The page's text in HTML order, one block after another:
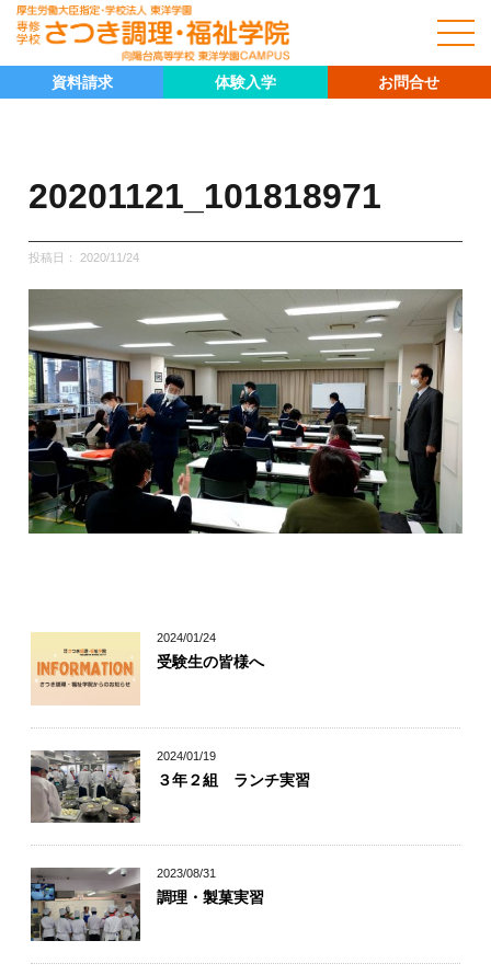
キャリア科
キャリア科の紹介
キャリア科の学び
自信が付けられる
丁寧な指導
個別指導
資料請求 体験入学 お問合せ
20201121_101818971
投稿日： 2020/11/24
2024/01/24
受験生の皆様へ
2024/01/19
３年２組 ランチ実習
2023/08/31
調理・製菓実習